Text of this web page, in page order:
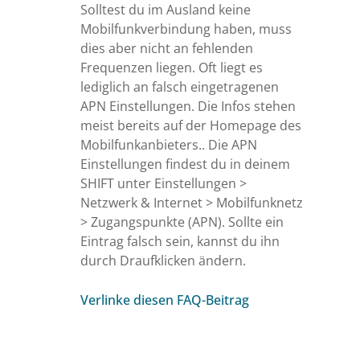
Solltest du im Ausland keine
Mobilfunkverbindung haben, muss
dies aber nicht an fehlenden
Frequenzen liegen. Oft liegt es
lediglich an falsch eingetragenen
APN Einstellungen. Die Infos stehen
meist bereits auf der Homepage des
Mobilfunkanbieters.. Die APN
Einstellungen findest du in deinem
SHIFT unter Einstellungen >
Netzwerk & Internet > Mobilfunknetz
> Zugangspunkte (APN). Sollte ein
Eintrag falsch sein, kannst du ihn
durch Draufklicken ändern.
Verlinke diesen FAQ-Beitrag